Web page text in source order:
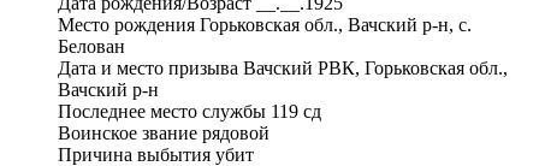
Место рождения Горьковская обл., Вачский р-н, с.
Белован
Дата и место призыва Вачский РВК, Горьковская обл.,
Вачский р-н
Последнее место службы 119 сд
Воинское звание рядовой
Причина выбытия убит